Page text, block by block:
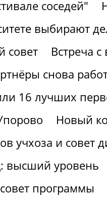
соседей"
выбирают
совет
Встреча
снова
16 лучших
Новый
учхоза и совет
высший уровень
программы